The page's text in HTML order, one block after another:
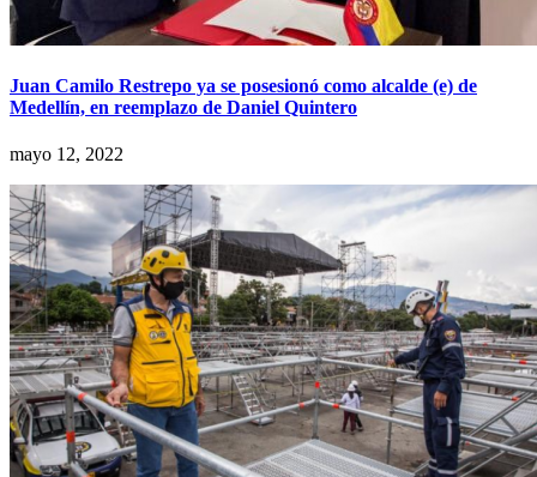
Juan Camilo Restrepo ya se posesionó como alcalde (e) de
Medellín, en reemplazo de Daniel Quintero
mayo 12, 2022